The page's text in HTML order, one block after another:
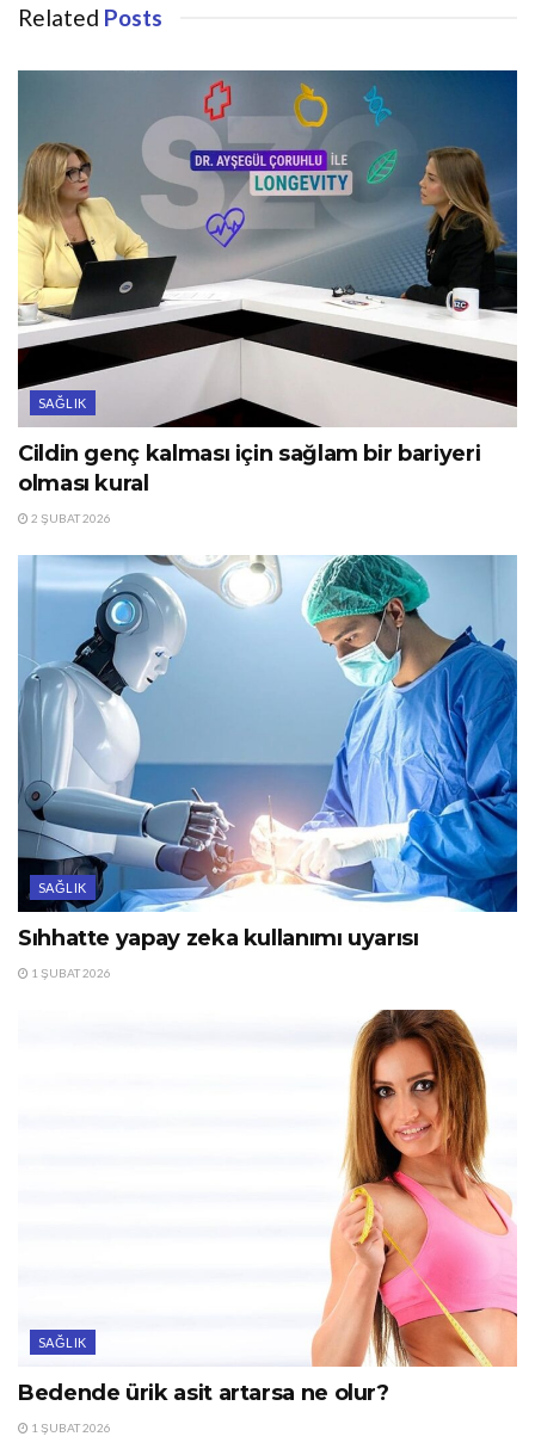
Related Posts
SAĞLIK
Cildin genç kalması için sağlam bir bariyeri
olması kural
2 ŞUBAT 2026
SAĞLIK
Sıhhatte yapay zeka kullanımı uyarısı
1 ŞUBAT 2026
SAĞLIK
Bedende ürik asit artarsa ne olur?
1 ŞUBAT 2026